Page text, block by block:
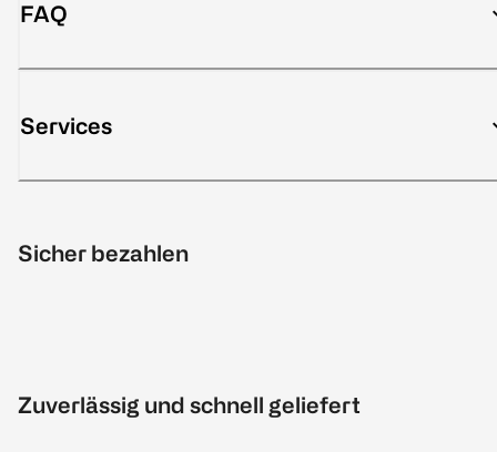
FAQ
Services
Sicher bezahlen
Zuverlässig und schnell geliefert